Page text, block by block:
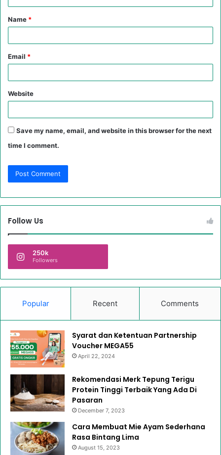
t
*
Name *
Email *
Website
Save my name, email, and website in this browser for the next
time I comment.
Follow Us
250k
Followers
Popular Recent Comments
Syarat dan Ketentuan Partnership
Voucher MEGA55
April 22, 2024
Rekomendasi Merk Tepung Terigu
Protein Tinggi Terbaik Yang Ada Di
Pasaran
December 7, 2023
Cara Membuat Mie Ayam Sederhana
Rasa Bintang Lima
August 15, 2023